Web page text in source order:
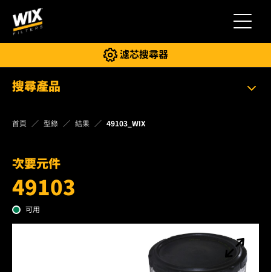
切換導航
濾芯搜尋器
搜尋產品
首頁 型錄 結果 49103_WIX
次要元件
49103
可用